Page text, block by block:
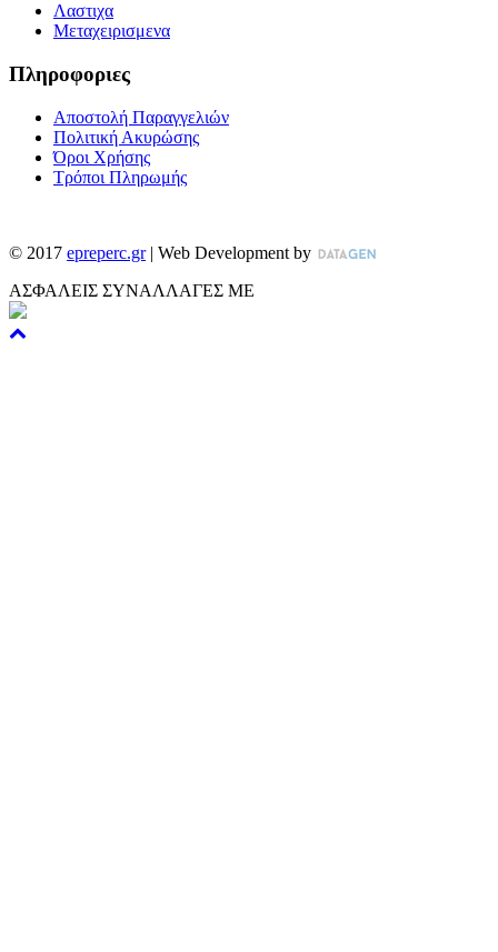
Λαστιχα
Μεταχειρισμενα
Πληροφοριες
Αποστολή Παραγγελιών
Πολιτική Ακυρώσης
Όροι Χρήσης
Τρόποι Πληρωμής
© 2017 epreperc.gr| Web Development by
ΑΣΦΑΛΕΙΣ ΣΥΝΑΛΛΑΓΕΣ ΜΕ